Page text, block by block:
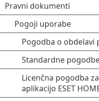
Pravni dokumenti
Pogoji uporabe
Pogodba o obdelavi
Standardne
Licenčna pogodba
aplikacijo ESET